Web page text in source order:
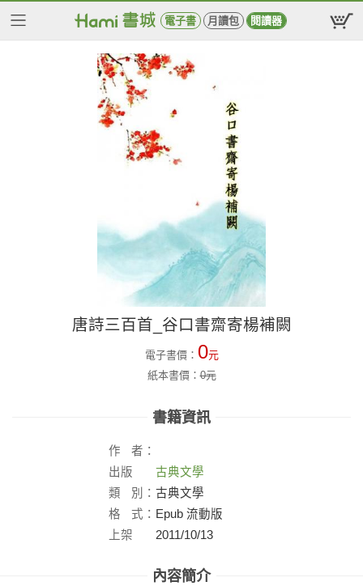
電子書 月讀包 閱讀器
唐詩三百首_谷口書齋寄楊補闕
電子書價： 0元
紙本書價：0元
書籍資訊
作
者：
出版
社：
古典文學
類
別： 古典文學
格
式： Epub 流動版
上架
2011/10/13
內容簡介